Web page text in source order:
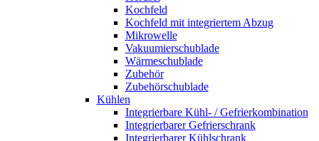
Kochfeld
Kochfeld mit integriertem Abzug
Mikrowelle
Vakuumierschublade
Wärmeschublade
Zubehör
Zubehörschublade
Kühlen
Integrierbare Kühl- / Gefrierkombination
Integrierbarer Gefrierschrank
Integrierbarer Kühlschrank